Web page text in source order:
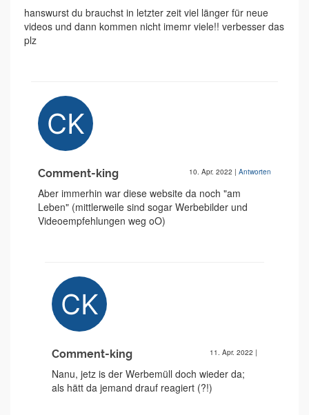
hanswurst du brauchst in letzter zeit viel länger für neue
videos und dann kommen nicht imemr viele!! verbesser das
plz
Comment-king 10. Apr. 2022 | Antworten
Aber immerhin war diese website da noch "am
Leben" (mittlerweile sind sogar Werbebilder und
Videoempfehlungen weg oO)
Comment-king 11. Apr. 2022 |
Nanu, jetz is der Werbemüll doch wieder da;
als hätt da jemand drauf reagiert (?!)